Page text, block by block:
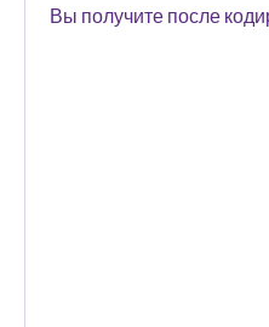
Вы получите после